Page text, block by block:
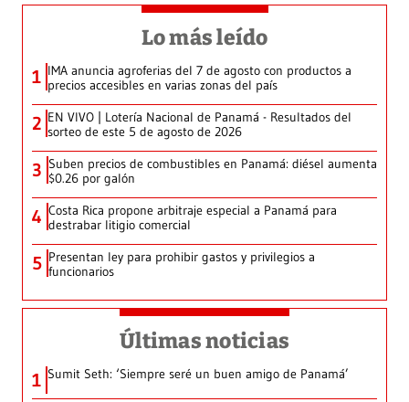
Lo más leído
1 IMA anuncia agroferias del 7 de agosto con productos a
precios accesibles en varias zonas del país
2 EN VIVO | Lotería Nacional de Panamá - Resultados del
sorteo de este 5 de agosto de 2026
3 Suben precios de combustibles en Panamá: diésel aumenta
$0.26 por galón
4 Costa Rica propone arbitraje especial a Panamá para
destrabar litigio comercial
5 Presentan ley para prohibir gastos y privilegios a
funcionarios
Últimas noticias
1 Sumit Seth: ‘Siempre seré un buen amigo de Panamá’